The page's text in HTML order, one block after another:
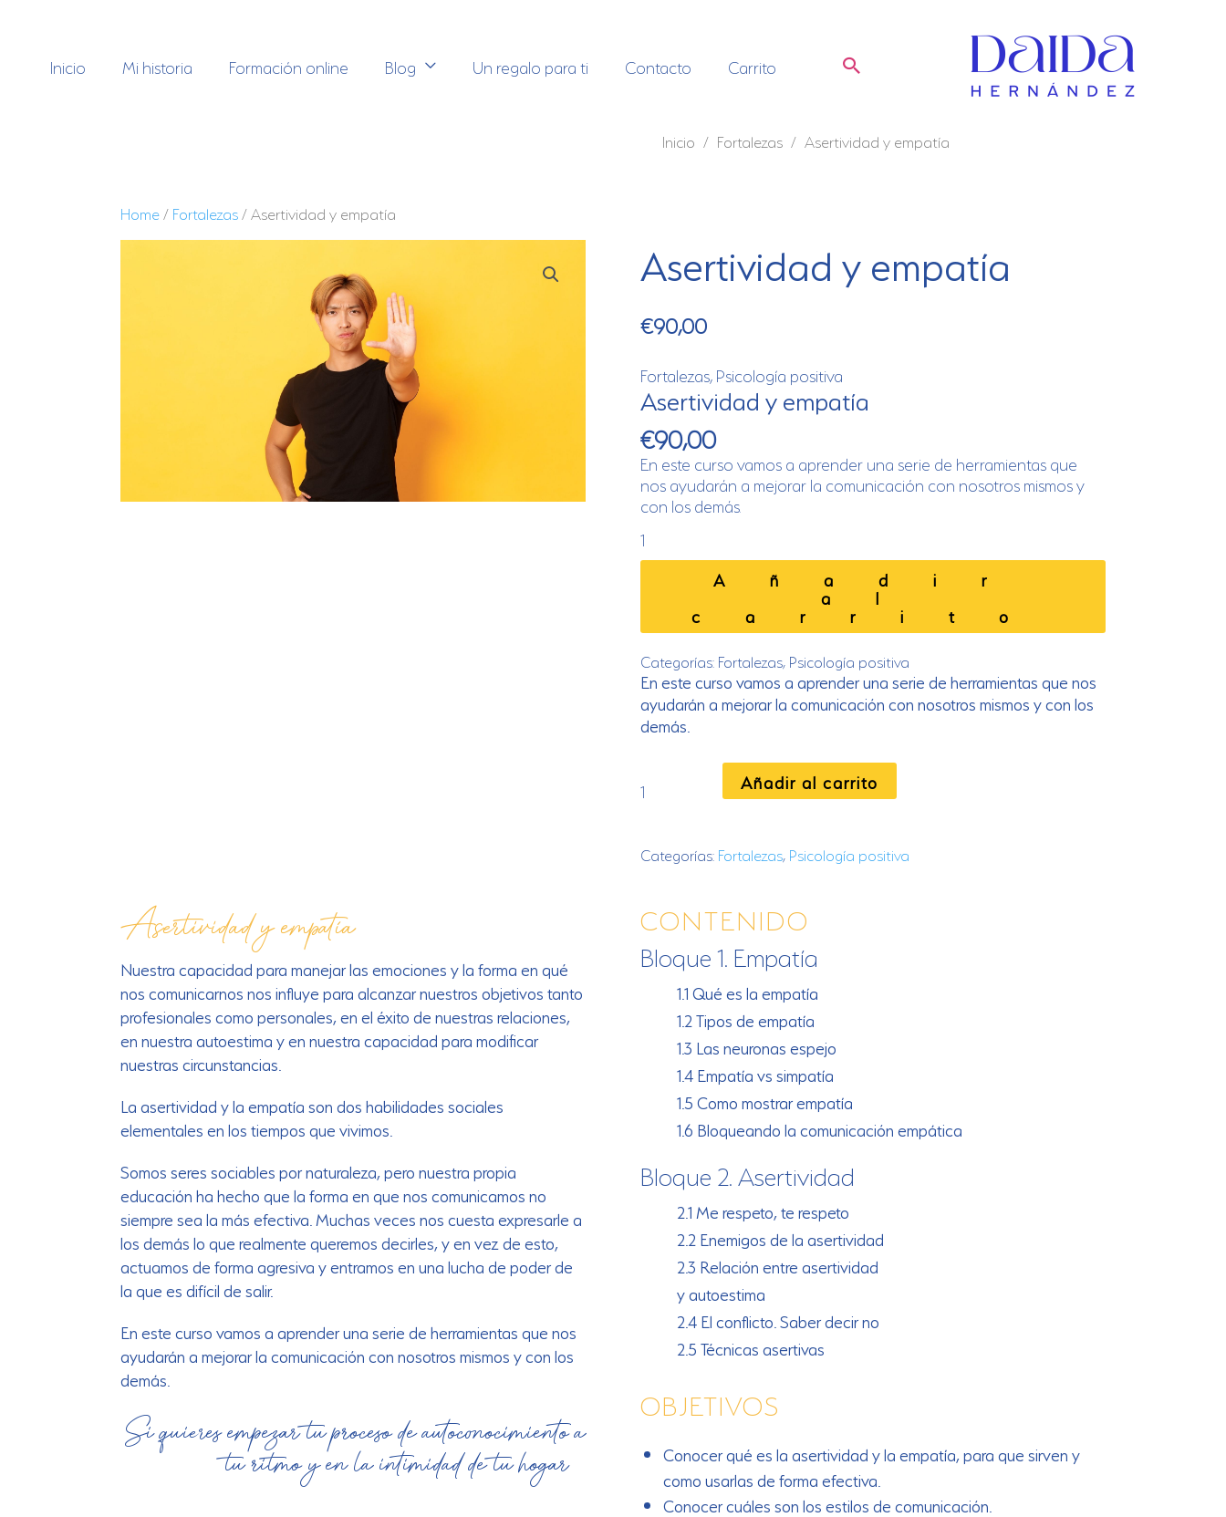
Inicio Mi historia Formación online Blog Un regalo para ti Contacto Carrito Buscar
Inicio / Fortalezas/ Asertividad y empatía
Home / Fortalezas / Asertividad y empatía
Asertividad y empatía
€90,00
Fortalezas, Psicología positiva
Asertividad y empatía
€90,00
En este curso vamos a aprender una serie de herramientas que
nos ayudarán a mejorar la comunicación con nosotros mismos y
con los demás.
y
empatía
Añadir
al
carrito
Categorías: Fortalezas, Psicología positiva
En este curso vamos a aprender una serie de herramientas que nos
ayudarán a mejorar la comunicación con nosotros mismos y con los
demás.
y
Añadir al carrito
Categorías: Fortalezas, Psicología positiva
Asertividad y empatía
Nuestra capacidad para manejar las emociones y la forma en qué
nos comunicarnos nos influye para alcanzar nuestros objetivos tanto
profesionales como personales, en el éxito de nuestras relaciones,
en nuestra autoestima y en nuestra capacidad para modificar
nuestras circunstancias.
La asertividad y la empatía son dos habilidades sociales
elementales en los tiempos que vivimos.
Somos seres sociables por naturaleza, pero nuestra propia
educación ha hecho que la forma en que nos comunicamos no
siempre sea la más efectiva. Muchas veces nos cuesta expresarle a
los demás lo que realmente queremos decirles, y en vez de esto,
actuamos de forma agresiva y entramos en una lucha de poder de
la que es difícil de salir.
En este curso vamos a aprender una serie de herramientas que nos
ayudarán a mejorar la comunicación con nosotros mismos y con los
demás.
Siquieres empezar tu proceso de autoconocimiento a
tu ritmo y en la intimidad de tu hogar…
CONTENIDO
Bloque 1. Empatía
1.1 Qué es la empatía
1.2 Tipos de empatía
1.3 Las neuronas espejo
1.4 Empatía vs simpatía
1.5 Como mostrar empatía
1.6 Bloqueando la comunicación empática
Bloque 2. Asertividad
2.1 Me respeto, te respeto
2.2 Enemigos de la asertividad
2.3 Relación entre asertividad
y autoestima
2.4 El conflicto. Saber decir no
2.5 Técnicas asertivas
OBJETIVOS
Conocer qué es la asertividad y la empatía, para que sirven y
como usarlas de forma efectiva.
Conocer cuáles son los estilos de comunicación.